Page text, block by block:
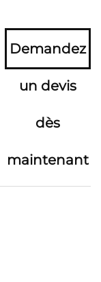
Demandez
un devis
dès
maintenant